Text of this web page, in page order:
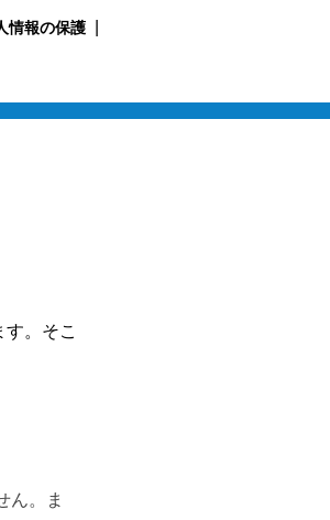
情報の保護
。そこ
ん。ま